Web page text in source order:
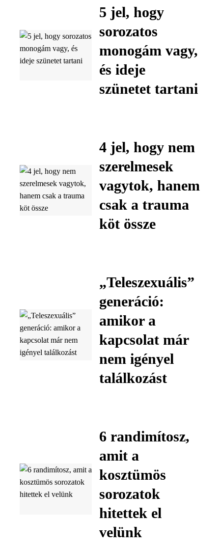
5 jel, hogy
sorozatos
monogám vagy,
és ideje
szünetet tartani
4 jel, hogy nem
szerelmesek
vagytok, hanem
csak a trauma
köt össze
„Teleszexuális”
generáció:
amikor a
kapcsolat már
nem igényel
találkozást
6 randimítosz,
amit a
kosztümös
sorozatok
hitettek el
velünk